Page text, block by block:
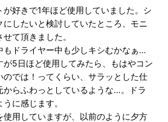
好きで1年ほど使用していました。シ
にしたいと検討していたところ、モニ
て頂きました。
もドライヤー中も少しキシむかなぁ…
が5日ほど使用してみたら、もはやコン
では！ってくらい、サラッとした仕
からふわっとしているような…。ドラ
に感じます。
用していますが、以前のように夕方